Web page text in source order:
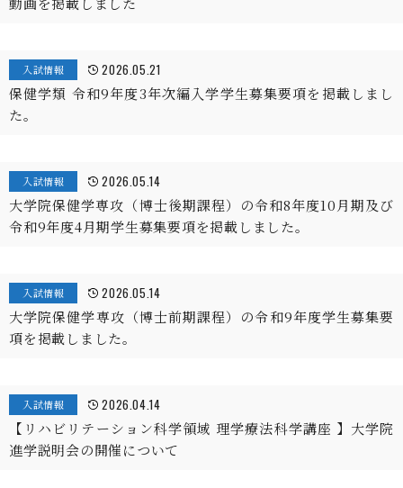
入試情報 2026.05.21
保健学類 令和9年度3年次編入学学生募集要項を掲載しまし
た。
入試情報 2026.05.14
大学院保健学専攻（博士後期課程）の令和8年度10月期及び
令和9年度4月期学生募集要項を掲載しました。
入試情報 2026.05.14
大学院保健学専攻（博士前期課程）の令和9年度学生募集要
項を掲載しました。
入試情報 2026.04.14
【リハビリテーション科学領域 理学療法科学講座 】大学院
進学説明会の開催について